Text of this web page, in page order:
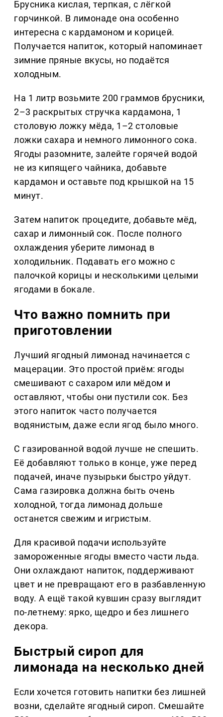
Брусника кислая, терпкая, с лёгкой
горчинкой. В лимонаде она особенно
интересна с кардамоном и корицей.
Получается напиток, который напоминает
зимние пряные вкусы, но подаётся
холодным.
На 1 литр возьмите 200 граммов брусники,
2–3 раскрытых стручка кардамона, 1
столовую ложку мёда, 1–2 столовые
ложки сахара и немного лимонного сока.
Ягоды разомните, залейте горячей водой
не из кипящего чайника, добавьте
кардамон и оставьте под крышкой на 15
минут.
Затем напиток процедите, добавьте мёд,
сахар и лимонный сок. После полного
охлаждения уберите лимонад в
холодильник. Подавать его можно с
палочкой корицы и несколькими целыми
ягодами в бокале.
Что важно помнить при
приготовлении
Лучший ягодный лимонад начинается с
мацерации. Это простой приём: ягоды
смешивают с сахаром или мёдом и
оставляют, чтобы они пустили сок. Без
этого напиток часто получается
водянистым, даже если ягод было много.
С газированной водой лучше не спешить.
Её добавляют только в конце, уже перед
подачей, иначе пузырьки быстро уйдут.
Сама газировка должна быть очень
холодной, тогда лимонад дольше
останется свежим и игристым.
Для красивой подачи используйте
замороженные ягоды вместо части льда.
Они охлаждают напиток, поддерживают
цвет и не превращают его в разбавленную
воду. А ещё такой кувшин сразу выглядит
по-летнему: ярко, щедро и без лишнего
декора.
Быстрый сироп для
лимонада на несколько дней
Если хочется готовить напитки без лишней
возни, сделайте ягодный сироп. Смешайте